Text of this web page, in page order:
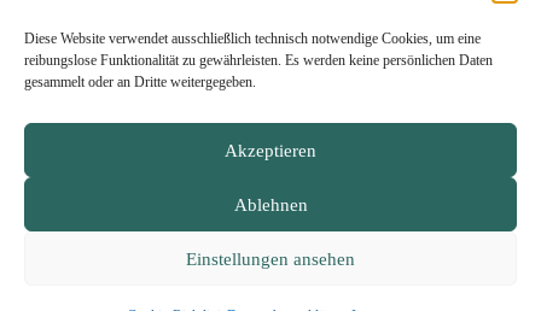
Diese Website verwendet ausschließlich technisch notwendige Cookies, um eine
reibungslose Funktionalität zu gewährleisten. Es werden keine persönlichen Daten
gesammelt oder an Dritte weitergegeben.
Akzeptieren
Ablehnen
Einstellungen ansehen
Aktuelles
Galerie
Öffnungszeiten